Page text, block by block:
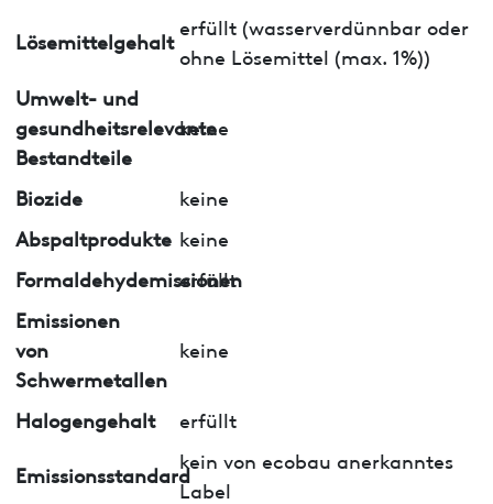
Lösemittelgehalt
erfüllt (wasserverdünnbar oder
ohne Lösemittel (max. 1%))
Umwelt- und
gesundheitsrelevante
Bestandteile
keine
Biozide
keine
Abspaltprodukte keine
Formaldehydemissionen
erfüllt
Emissionen
von
Schwermetallen
keine
Halogengehalt erfüllt
Emissionsstandard
kein von ecobau anerkanntes
Label